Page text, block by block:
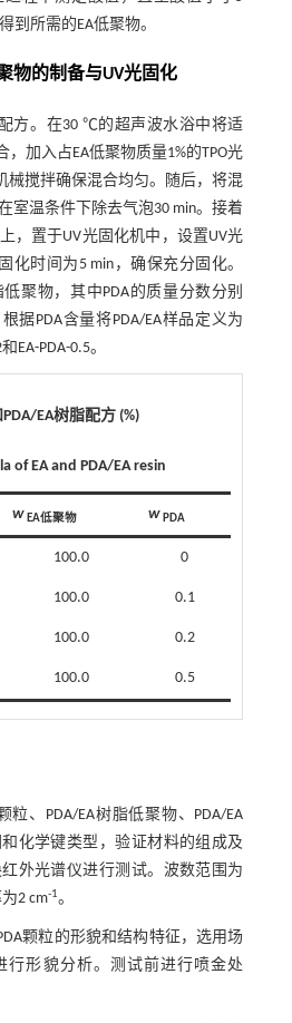
到所需的EA低聚物。
物的制备与UV光固化
配方。在30 ℃的超声波水浴中将适
，加入占EA低聚物质量1%的TPO光
械搅拌确保混合均匀。随后，将混
室温条件下除去气泡30 min。接着
，置于UV光固化机中，设置UV光
化时间为5 min，确保充分固化。
聚物，其中PDA的质量分数分别
据PDA含量将PDA/EA样品定义为
EA-PDA-0.5。
PDA/EA树脂配方 (%)
of EA and PDA/EA resin
w EA低聚物 w PDA
100.0 0
100.0 0.1
100.0 0.2
100.0 0.5
粒、PDA/EA树脂低聚物、PDA/EA
化学键类型，验证材料的组成及
外光谱仪进行测试。波数范围为
2 cm-1。
颗粒的形貌和结构特征，选用场
行形貌分析。测试前进行喷金处